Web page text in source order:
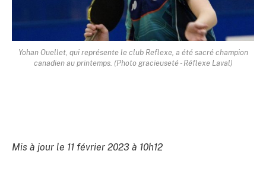
Yohan Ouellet, qui représente le club Reflexe, a été sacré champion
canadien au printemps. (Photo gracieuseté - Réflexe Laval)
Mis à jour le 11 février 2023 à 10h12